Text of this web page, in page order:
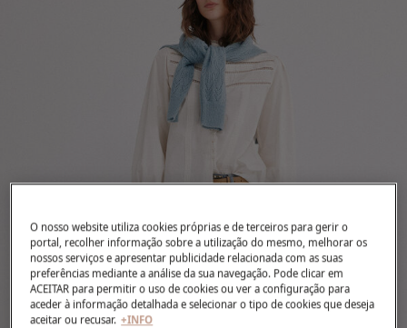
O nosso website utiliza cookies próprias e de terceiros para gerir o
portal, recolher informação sobre a utilização do mesmo, melhorar os
nossos serviços e apresentar publicidade relacionada com as suas
preferências mediante a análise da sua navegação. Pode clicar em
ACEITAR para permitir o uso de cookies ou ver a configuração para
aceder à informação detalhada e selecionar o tipo de cookies que deseja
aceitar ou recusar. +INFO